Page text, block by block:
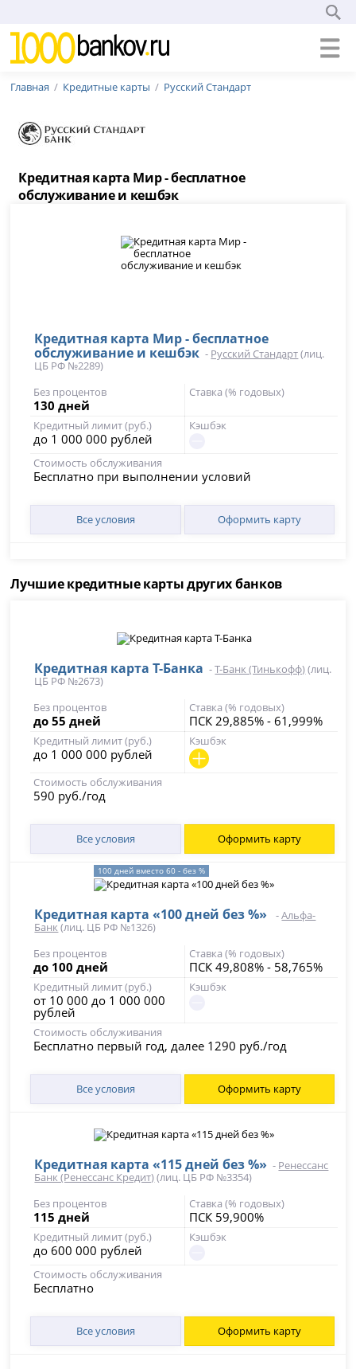
Главная Кредитные карты Русский Стандарт
Кредитная карта Мир - бесплатное
обслуживание и кешбэк
Кредитная карта Мир - бесплатное
обслуживание и кешбэк - Русский Стандарт(лиц.
ЦБ РФ №2289)
Без процентов
130 дней
Ставка (% годовых)
Кредитный лимит (руб.)
до 1 000 000 рублей
Кэшбэк
Стоимость обслуживания
Бесплатно при выполнении условий
Все условия Оформить карту
Лучшие кредитные карты других банков
Кредитная карта Т-Банка -Т-Банк (Тинькофф)(лиц.
ЦБ РФ №2673)
Без процентов
до 55 дней
Ставка (% годовых)
ПСК 29,885% - 61,999%
Кредитный лимит (руб.)
до 1 000 000 рублей
Кэшбэк
Стоимость обслуживания
590 руб./год
Все условия Оформить карту
100 дней вместо 60 - без %
Кредитная карта «100 дней без %» -Альфа-
Банк (лиц. ЦБ РФ №1326)
Без процентов
до 100 дней
Ставка (% годовых)
ПСК 49,808% - 58,765%
Кредитный лимит (руб.)
от 10 000 до 1 000 000
рублей
Кэшбэк
Стоимость обслуживания
Бесплатно первый год, далее 1290 руб./год
Все условия Оформить карту
Кредитная карта «115 дней без %» - Ренессанс
Банк (Ренессанс Кредит)(лиц. ЦБ РФ №3354)
Без процентов
115 дней
Ставка (% годовых)
ПСК 59,900%
Кредитный лимит (руб.)
до 600 000 рублей
Кэшбэк
Стоимость обслуживания
Бесплатно
Все условия Оформить карту